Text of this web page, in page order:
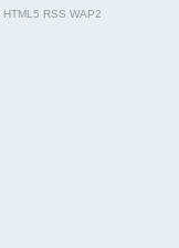
HTML5 RSS WAP2